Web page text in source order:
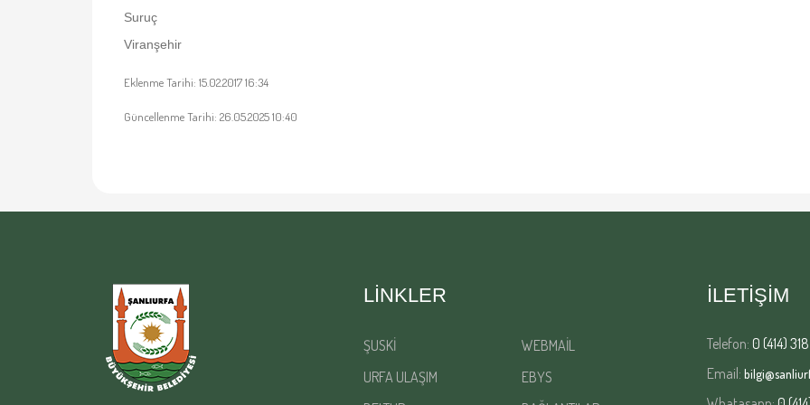
Suruç
Viranşehir
Eklenme Tarihi: 15.02.2017 16:34
Güncellenme Tarihi: 26.05.2025 10:40
LINKLER
ŞUSKİ
WEBMAİL
URFA ULAŞIM
EBYS
İLETİŞİM
Telefon: 0 (414)
Email: